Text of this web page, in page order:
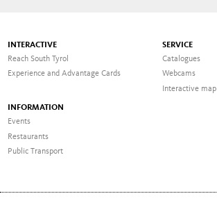
INTERACTIVE
Reach South Tyrol
Experience and Advantage Cards
SERVICE
Catalogues
Webcams
Interactive map
INFORMATION
Events
Restaurants
Public Transport